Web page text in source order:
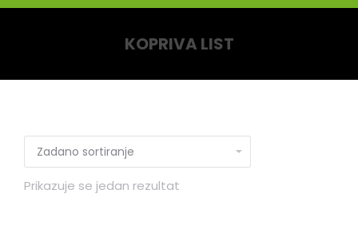
KOPRIVA LIST
Prikazuje se jedan rezultat